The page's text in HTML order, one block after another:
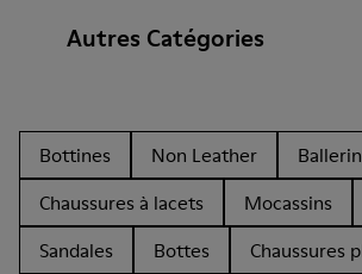
Autres Catégories
Bottines Non Leather
Chaussures à lacets
Mocassins
Sandales
Bottes
Chaussures